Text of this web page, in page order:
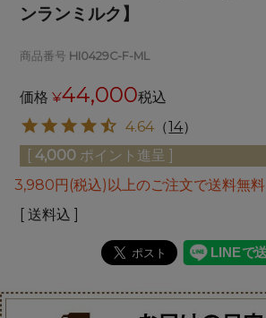
ンランミルク】
商品番号 HI0429C-F-ML
価格 ¥44,000税込
4.64 （14）
[ 4,000 ポイント進呈 ]
3,980円(税込)以上のご注文で送料無料
送料込